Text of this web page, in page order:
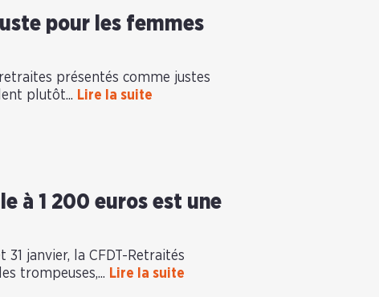
pour les femmes
présentés comme justes
plutôt... Lire la suite
à 1 200 euros est une
31 janvier, la CFDT-Retraités
trompeuses,... Lire la suite